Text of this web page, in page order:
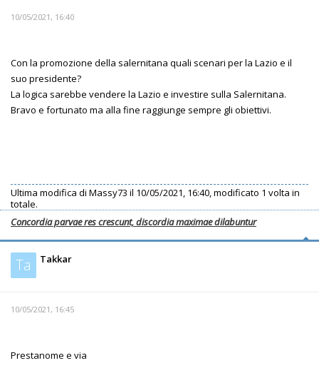
10/05/2021, 16:40
Con la promozione della salernitana quali scenari per la Lazio e il
suo presidente?
La logica sarebbe vendere la Lazio e investire sulla Salernitana.
Bravo e fortunato ma alla fine raggiunge sempre gli obiettivi.
Ultima modifica di Massy73 il 10/05/2021, 16:40, modificato 1 volta in
totale.
Concordia parvae res crescunt, discordia maximae dilabuntur
Ta Takkar
10/05/2021, 16:45
Prestanome e via